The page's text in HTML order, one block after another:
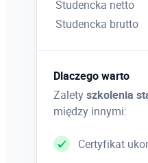
Praca z wykresami
Podstawowe typy
danych, formatowanie
Drukowanie i jego
Studencka netto
Studencka brutto
Dlaczego warto
Zaletyszkolenia
między innymi:
Certyfikat